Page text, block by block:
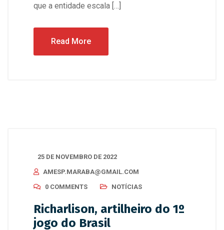
que a entidade escala […]
Read More
25 DE NOVEMBRO DE 2022
AMESP.MARABA@GMAIL.COM
0 COMMENTS
NOTÍCIAS
Richarlison, artilheiro do 1º
jogo do Brasil